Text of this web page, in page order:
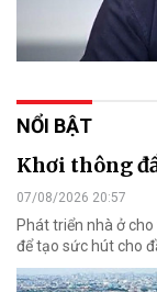
NỔI BẬT
Khơi thông
07/08/2026 20:57
Phát triển nhà ở
để tạo sức hút cho